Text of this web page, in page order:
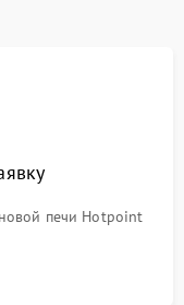
Подробнее →
Подробнее →
печи Hotpoint